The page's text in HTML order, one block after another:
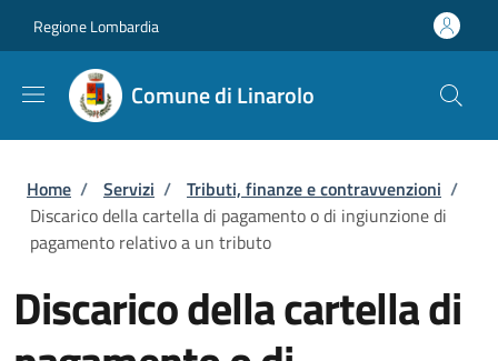
Regione Lombardia
Comune di Linarolo
Briciole di pane
Home / Servizi / Tributi, finanze e contravvenzioni /
Discarico della cartella di pagamento o di ingiunzione di
pagamento relativo a un tributo
Discarico della cartella di